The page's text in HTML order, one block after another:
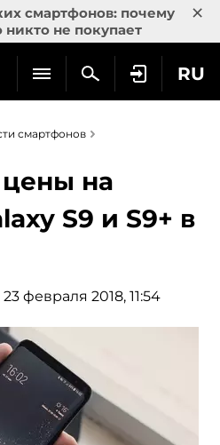
смартфонов: почему
никто не покупает
×
RU
смартфонов
на
S9 и S9+ в
23 февраля 2018, 11:54